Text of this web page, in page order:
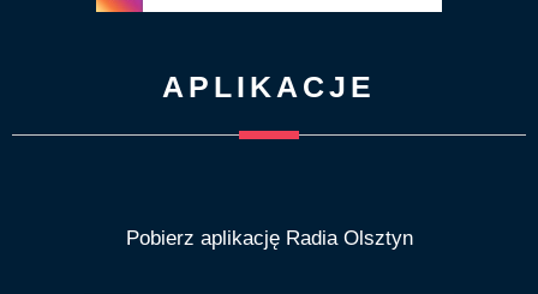
APLIKACJE
Pobierz aplikację Radia Olsztyn